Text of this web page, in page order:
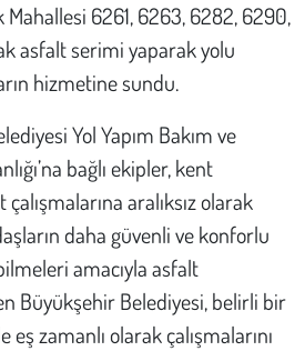
Mahallesi 6261, 6263, 6282, 6290,
asfalt serimi yaparak yolu
hizmetine sundu.
Yol Yapım Bakım ve
bağlı ekipler, kent
aralıksız olarak
daha güvenli ve konforlu
amacıyla asfalt
Büyükşehir Belediyesi, belirli bir
zamanlı olarak çalışmalarını